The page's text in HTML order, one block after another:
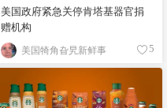
美国政府紧急关停肯塔基器官捐
赠机构
美国犄角旮旯新鲜事 5